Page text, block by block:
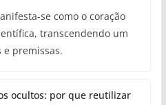
se como o coração
transcendendo um
e premissas.
ocultos: por que reutilizar